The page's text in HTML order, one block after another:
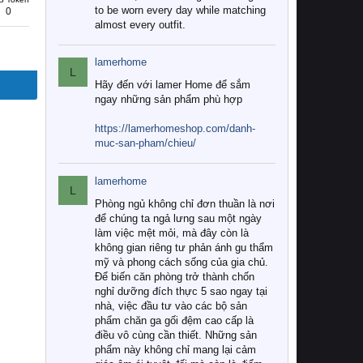
0
to be worn every day while matching
almost every outfit.
L
lamerhome
Hãy đến với lamer Home để sắm
ngay những sản phẩm phù hợp
https://lamerhomeshop.com/danh-
muc-san-pham/chieu/
L
lamerhome
Phòng ngủ không chỉ đơn thuần là nơi
để chúng ta ngả lưng sau một ngày
làm việc mệt mỏi, mà đây còn là
không gian riêng tư phản ánh gu thẩm
mỹ và phong cách sống của gia chủ.
Để biến căn phòng trở thành chốn
nghỉ dưỡng đích thực 5 sao ngay tại
nhà, việc đầu tư vào các bộ sản
phẩm chăn ga gối đệm cao cấp là
điều vô cùng cần thiết. Những sản
phẩm này không chỉ mang lại cảm